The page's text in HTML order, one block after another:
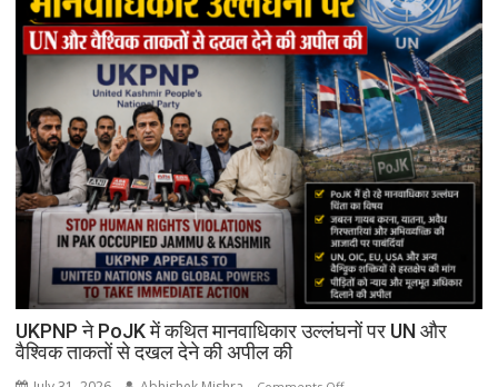
UKPNP ने PoJK में कथित मानवाधिकार उल्लंघनों पर UN और
वैश्विक ताकतों से दखल देने की अपील की